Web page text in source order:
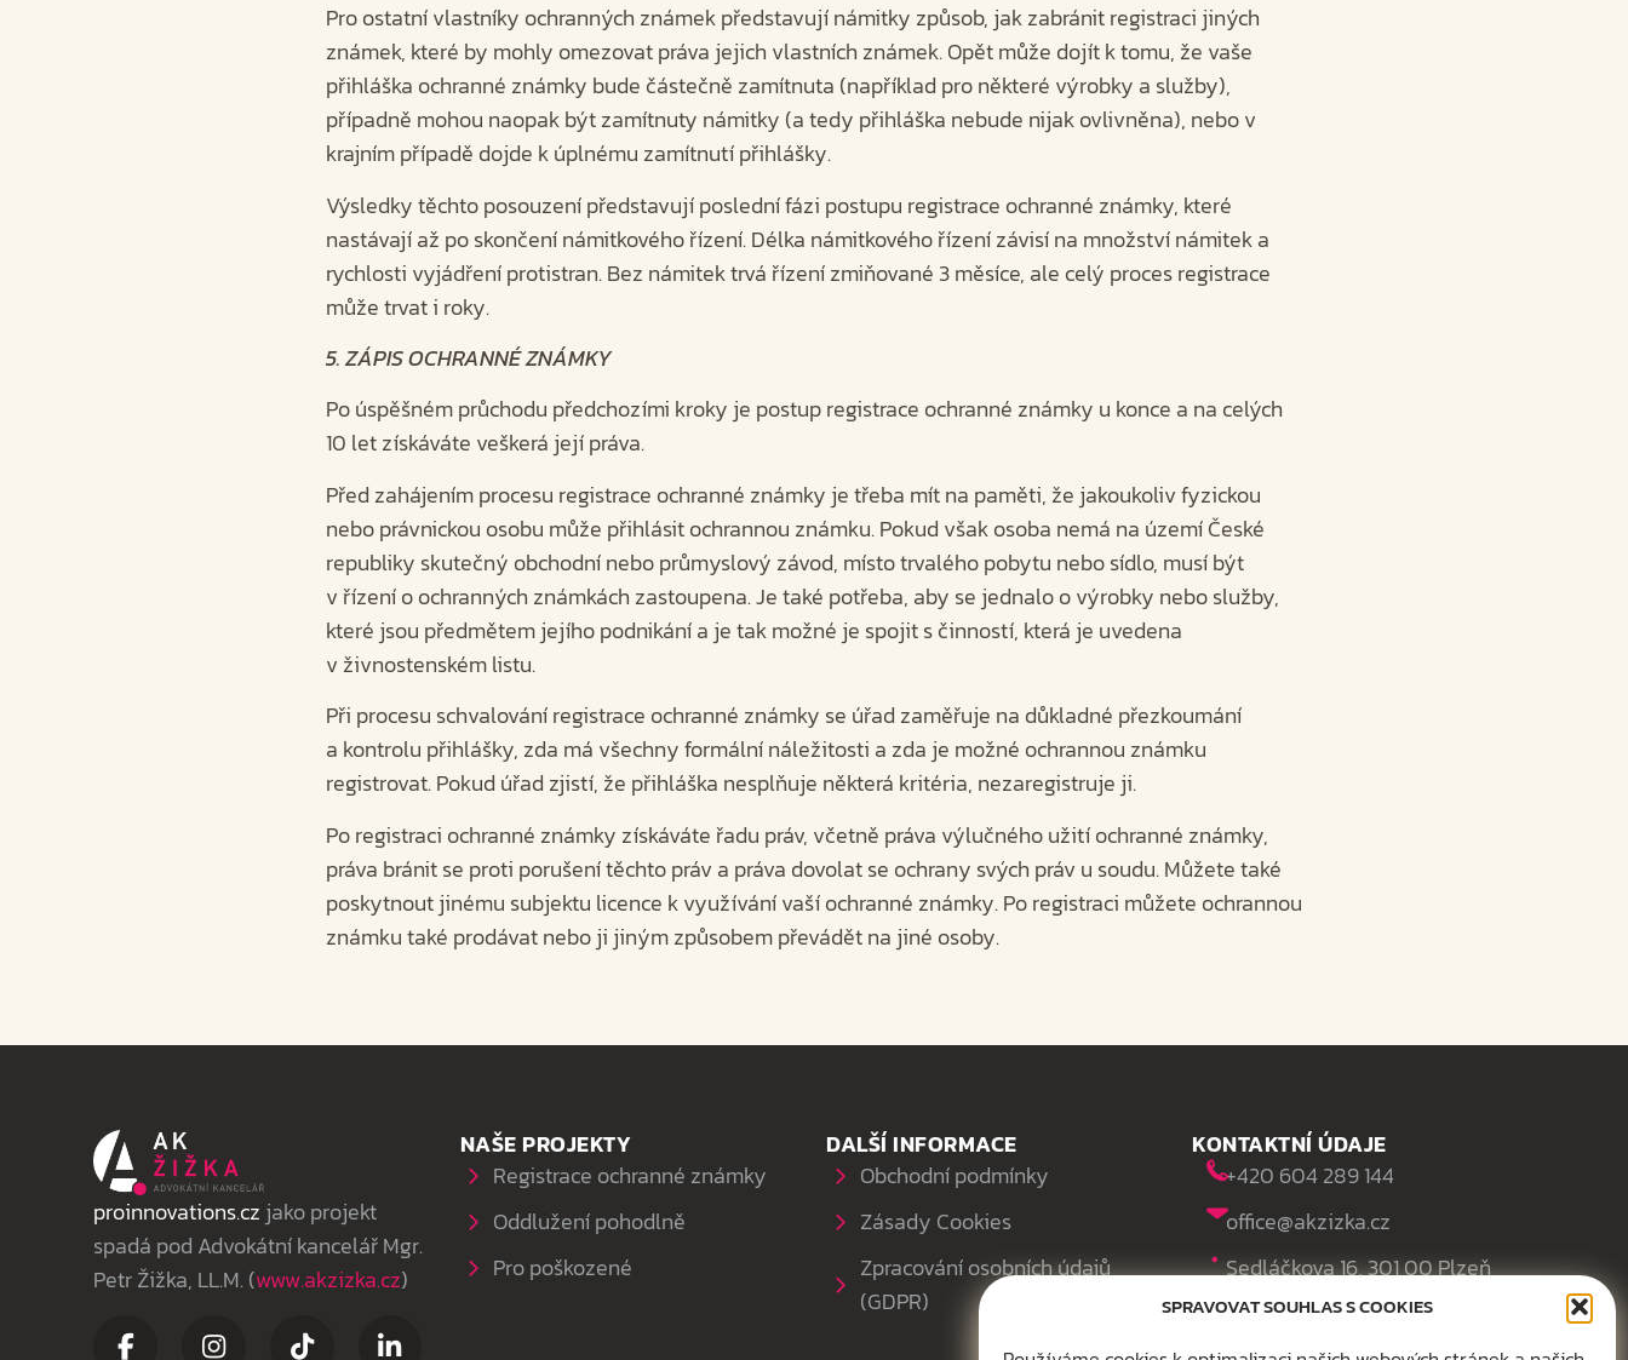
SPRAVOVAT SOUHLAS S COOKIES
Pro ostatní vlastníky ochranných známek představují námitky způsob, jak zabránit registraci jiných
známek, které by mohly omezovat práva jejich vlastních známek. Opět může dojít k tomu, že vaše
přihláška ochranné známky bude částečně zamítnuta (například pro některé výrobky a služby),
případně mohou naopak být zamítnuty námitky (a tedy přihláška nebude nijak ovlivněna), nebo v
krajním případě dojde k úplnému zamítnutí přihlášky.
Výsledky těchto posouzení představují poslední fázi postupu registrace ochranné známky, které
nastávají až po skončení námitkového řízení. Délka námitkového řízení závisí na množství námitek a
rychlosti vyjádření protistran. Bez námitek trvá řízení zmiňované 3 měsíce, ale celý proces registrace
může trvat i roky.
5. ZÁPIS OCHRANNÉ ZNÁMKY
Po úspěšném průchodu předchozími kroky je postup registrace ochranné známky u konce a na celých
10 let získáváte veškerá její práva.
Před zahájením procesu registrace ochranné známky je třeba mít na paměti, že jakoukoliv fyzickou
nebo právnickou osobu může přihlásit ochrannou známku. Pokud však osoba nemá na území České
republiky skutečný obchodní nebo průmyslový závod, místo trvalého pobytu nebo sídlo, musí být
v řízení o ochranných známkách zastoupena. Je také potřeba, aby se jednalo o výrobky nebo služby,
které jsou předmětem jejího podnikání a je tak možné je spojit s činností, která je uvedena
v živnostenském listu.
Při procesu schvalování registrace ochranné známky se úřad zaměřuje na důkladné přezkoumání
a kontrolu přihlášky, zda má všechny formální náležitosti a zda je možné ochrannou známku
registrovat. Pokud úřad zjistí, že přihláška nesplňuje některá kritéria, nezaregistruje ji.
Po registraci ochranné známky získáváte řadu práv, včetně práva výlučného užití ochranné známky,
práva bránit se proti porušení těchto práv a práva dovolat se ochrany svých práv u soudu. Můžete také
poskytnout jinému subjektu licence k využívání vaší ochranné známky. Po registraci můžete ochrannou
známku také prodávat nebo ji jiným způsobem převádět na jiné osoby.
proinnovations.cz jako projekt
spadá pod Advokátní kancelář Mgr.
Petr Žižka, LL.M. (www.akzizka.cz)
NAŠE PROJEKTY
Registrace ochranné známky
Oddlužení pohodlně
Pro poškozené
DALŠÍ INFORMACE
Obchodní podmínky
Zásady Cookies
Zpracování osobních údajů
(GDPR)
KONTAKTNÍ ÚDAJE
+420 604 289 144
office@akzizka.cz
Sedláčkova 16, 301 00 Plzeň